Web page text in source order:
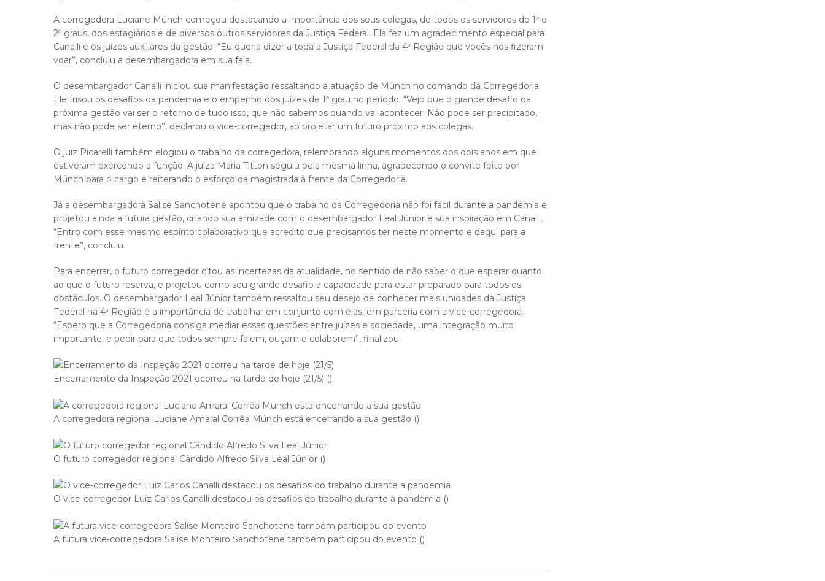
A corregedora Luciane Münch começou destacando a importância dos seus colegas, de todos os servidores de 1º e
2º graus, dos estagiários e de diversos outros servidores da Justiça Federal. Ela fez um agradecimento especial para
Canalli e os juízes auxiliares da gestão. “Eu queria dizer a toda a Justiça Federal da 4ª Região que vocês nos fizeram
voar”, concluiu a desembargadora em sua fala.
O desembargador Canalli iniciou sua manifestação ressaltando a atuação de Münch no comando da Corregedoria.
Ele frisou os desafios da pandemia e o empenho dos juízes de 1º grau no período. “Vejo que o grande desafio da
próxima gestão vai ser o retorno de tudo isso, que não sabemos quando vai acontecer. Não pode ser precipitado,
mas não pode ser eterno”, declarou o vice-corregedor, ao projetar um futuro próximo aos colegas.
O juiz Picarelli também elogiou o trabalho da corregedora, relembrando alguns momentos dos dois anos em que
estiveram exercendo a função. A juíza Maria Titton seguiu pela mesma linha, agradecendo o convite feito por
Münch para o cargo e reiterando o esforço da magistrada à frente da Corregedoria.
Já a desembargadora Salise Sanchotene apontou que o trabalho da Corregedoria não foi fácil durante a pandemia e
projetou ainda a futura gestão, citando sua amizade com o desembargador Leal Júnior e sua inspiração em Canalli.
“Entro com esse mesmo espírito colaborativo que acredito que precisamos ter neste momento e daqui para a
frente”, concluiu.
Para encerrar, o futuro corregedor citou as incertezas da atualidade, no sentido de não saber o que esperar quanto
ao que o futuro reserva, e projetou como seu grande desafio a capacidade para estar preparado para todos os
obstáculos. O desembargador Leal Júnior também ressaltou seu desejo de conhecer mais unidades da Justiça
Federal na 4ª Região e a importância de trabalhar em conjunto com elas, em parceria com a vice-corregedora.
“Espero que a Corregedoria consiga mediar essas questões entre juízes e sociedade, uma integração muito
importante, e pedir para que todos sempre falem, ouçam e colaborem”, finalizou.
Encerramento da Inspeção 2021 ocorreu na tarde de hoje (21/5) ()
A corregedora regional Luciane Amaral Corrêa Münch está encerrando a sua gestão ()
O futuro corregedor regional Cândido Alfredo Silva Leal Júnior ()
O vice-corregedor Luiz Carlos Canalli destacou os desafios do trabalho durante a pandemia ()
A futura vice-corregedora Salise Monteiro Sanchotene também participou do evento ()